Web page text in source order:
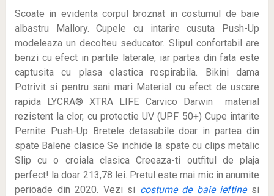
Scoate in evidenta corpul broznat in costumul de baie
albastru Mallory. Cupele cu intarire cusuta Push-Up
modeleaza un decolteu seducator. Slipul confortabil are
benzi cu efect in partile laterale, iar partea din fata este
captusita cu plasa elastica respirabila. Bikini dama
Potrivit si pentru sani mari Material cu efect de uscare
rapida LYCRA® XTRA LIFE Carvico Darwin  material
rezistent la clor, cu protectie UV (UPF 50+) Cupe intarite
Pernite Push-Up Bretele detasabile doar in partea din
spate Balene clasice Se inchide la spate cu clips metalic
Slip cu o croiala clasica Creeaza-ti outfitul de plaja
perfect! la doar 213,78 lei. Pretul este mai mic in anumite
perioade din 2020. Vezi si costume de baie ieftine si